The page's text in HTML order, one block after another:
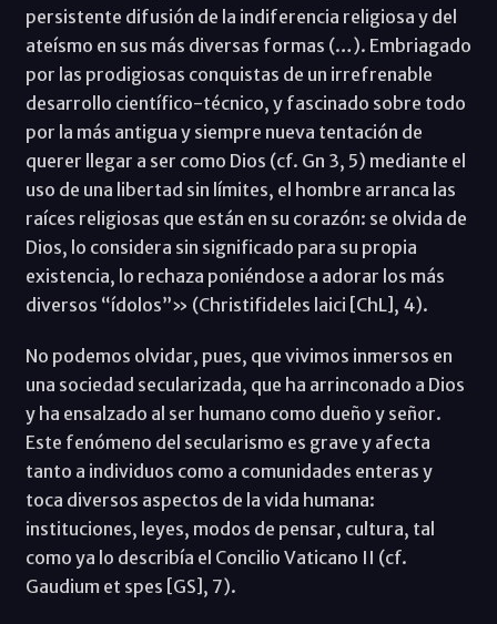
persistente difusión de la indiferencia religiosa y del
ateísmo en sus más diversas formas (…). Embriagado
por las prodigiosas conquistas de un irrefrenable
desarrollo científico-técnico, y fascinado sobre todo
por la más antigua y siempre nueva tentación de
querer llegar a ser como Dios (cf. Gn 3, 5) mediante el
uso de una libertad sin límites, el hombre arranca las
raíces religiosas que están en su corazón: se olvida de
Dios, lo considera sin significado para su propia
existencia, lo rechaza poniéndose a adorar los más
diversos “ídolos”» (Christifideles laici [ChL], 4).
No podemos olvidar, pues, que vivimos inmersos en
una sociedad secularizada, que ha arrinconado a Dios
y ha ensalzado al ser humano como dueño y señor.
Este fenómeno del secularismo es grave y afecta
tanto a individuos como a comunidades enteras y
toca diversos aspectos de la vida humana:
instituciones, leyes, modos de pensar, cultura, tal
como ya lo describía el Concilio Vaticano II (cf.
Gaudium et spes [GS], 7).